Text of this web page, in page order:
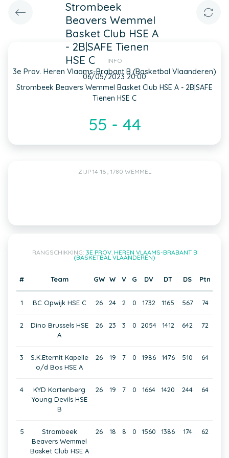
Strombeek
Beavers Wemmel
Basket Club HSE A
- 2B|SAFE Tienen
HSE C
3e Prov. Heren Vlaams-Brabant B (Basketbal Vlaanderen)
INFO
06/05/2023 20:00
Strombeek Beavers Wemmel Basket Club HSE A - 2B|SAFE
Tienen HSE C
55 - 44
ZIJP 14-16 , 1780 WEMMEL
RANGSCHIKKING: 3E PROV. HEREN VLAAMS-BRABANT B
(BASKETBAL VLAANDEREN)
# Team GW W V G DV DT DS Ptn
1 BC Opwijk HSE C 26 24 2 0 1732 1165 567 74
2
Dino Brussels HSE
A
26 23 3 0 2054 1412 642 72
3
S.K.Eternit Kapelle
o/d Bos HSE A
26 19 7 0 1986 1476 510 64
4
KYD Kortenberg
Young Devils HSE
B
26 19 7 0 1664 1420 244 64
5
Strombeek
Beavers Wemmel
Basket Club HSE A
26 18 8 0 1560 1386 174 62